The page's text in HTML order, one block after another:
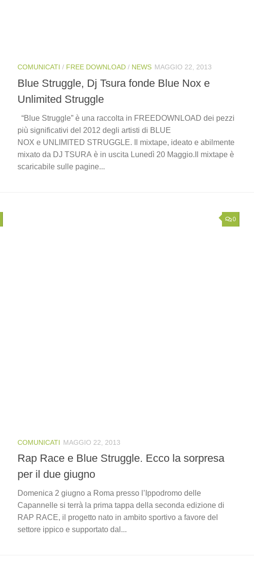
COMUNICATI / FREE DOWNLOAD / NEWS MAGGIO 22, 2013
Blue Struggle, Dj Tsura fonde Blue Nox e
Unlimited Struggle
“Blue Struggle” è una raccolta in FREEDOWNLOAD dei pezzi
più significativi del 2012 degli artisti di BLUE
NOX e UNLIMITED STRUGGLE. Il mixtape, ideato e abilmente
mixato da DJ TSURA è in uscita Lunedì 20 Maggio.Il mixtape è
scaricabile sulle pagine...
0
COMUNICATI MAGGIO 22, 2013
Rap Race e Blue Struggle. Ecco la sorpresa
per il due giugno
Domenica 2 giugno a Roma presso l’Ippodromo delle
Capannelle si terrà la prima tappa della seconda edizione di
RAP RACE, il progetto nato in ambito sportivo a favore del
settore ippico e supportato dal...